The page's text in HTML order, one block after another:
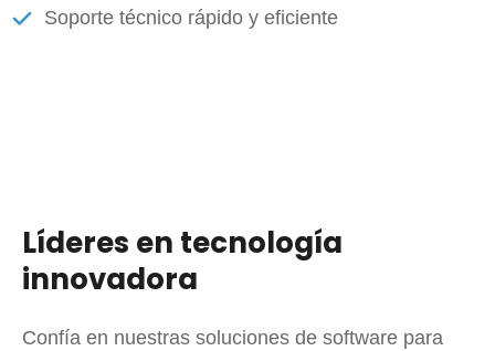
Soporte técnico rápido y eficiente
Líderes en tecnología
innovadora
Confía en nuestras soluciones de software para